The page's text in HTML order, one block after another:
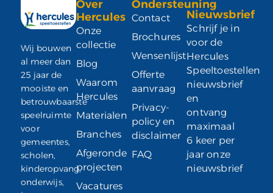
Wij bouwen
al meer dan
25 jaar de
mooiste en
betrouwbaarste
speelruimte
voor
gemeentes,
scholen,
kinderopvang,
onderwijs,
Over
Hercules
Onze
collectie
Blog
Waarom
Hercules
Materialen
Branches
Afgeronde
projecten
Vacatures
Ondersteuning
Contact
Brochures
Wensenlijst
Offerte
aanvraag
Privacy-
policy en
disclaimer
FAQ
Nieuwsbrief
Schrijf je in
voor de
Hercules
Speeltoestellen
nieuwsbrief
en
ontvang
maximaal
6 keer per
jaar onze
nieuwsbrief